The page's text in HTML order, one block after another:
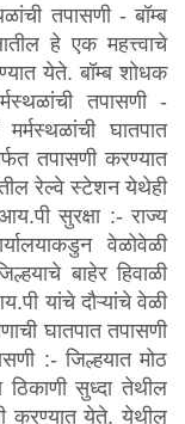
आणि
कनेक्शन
ब्लॉक
तपासणी - बॉम्ब
हे एक महत्त्वाचे
येते. बॉम्ब शोधक
तपासणी -
घातपात
तपासणी करण्यात
रेल्वे स्टेशन येथेही
सुरक्षा :- राज्य
वेळोवेळी
बाहेर हिवाळी
यांचे दौऱ्यांचे वेळी
घातपात तपासणी
:- जिल्हयात मोठ
ठिकाणी सुध्दा तेथील
करण्यात येते. येथील